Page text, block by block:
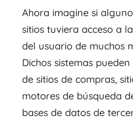
Ahora imagine si
sitios tuviera acceso a
del usuario de muchos
Dichos sistemas
de sitios de compras,
motores de búsqueda
bases de datos de